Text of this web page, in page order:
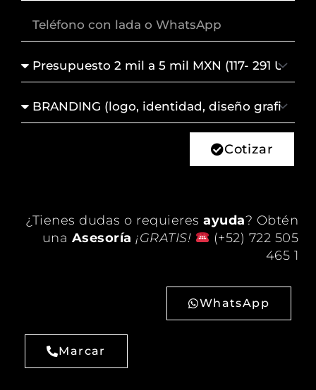
de
Cotizar
¿Tienes dudas o requieres ayuda? Obtén
una Asesoría ¡GRATIS!
(+52) 722 505
465 1
WhatsApp
Marcar